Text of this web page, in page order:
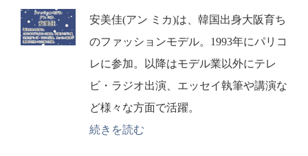
安美佳(アン ミカ)は、韓国出身大阪育ち
のファッションモデル。1993年にパリコ
レに参加。以降はモデル業以外にテレ
ビ・ラジオ出演、エッセイ執筆や講演な
ど様々な方面で活躍。
続きを読む